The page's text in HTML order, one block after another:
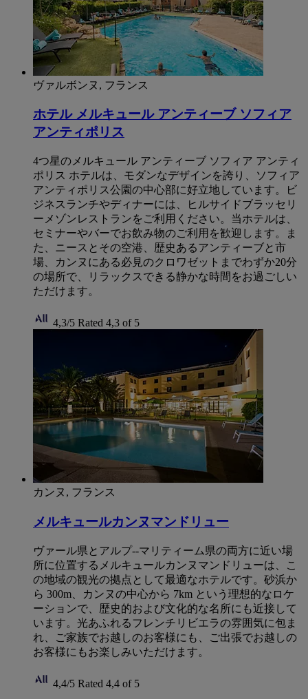
ヴァルボンヌ, フランス
ホテル メルキュール アンティーブ ソフィア
アンティポリス
4つ星のメルキュール アンティーブ ソフィア アンティ
ポリス ホテルは、モダンなデザインを誇り、ソフィア
アンティポリス公園の中心部に好立地しています。ビ
ジネスランチやディナーには、ヒルサイドブラッセリ
ーメゾンレストランをご利用ください。当ホテルは、
セミナーやバーでお飲み物のご利用を歓迎します。ま
た、ニースとその空港、歴史あるアンティーブと市
場、カンヌにある必見のクロワゼットまでわずか20分
の場所で、リラックスできる静かな時間をお過ごしい
ただけます。
4,3/5 Rated 4,3 of 5
カンヌ, フランス
メルキュールカンヌマンドリュー
ヴァール県とアルプ--マリティーム県の両方に近い場
所に位置するメルキュールカンヌマンドリューは、こ
の地域の観光の拠点として最適なホテルです。砂浜か
ら 300m、カンヌの中心から 7km という理想的なロケ
ーションで、歴史的および文化的な名所にも近接して
います。光あふれるフレンチリビエラの雰囲気に包ま
れ、ご家族でお越しのお客様にも、ご出張でお越しの
お客様にもお楽しみいただけます。
4,4/5 Rated 4,4 of 5